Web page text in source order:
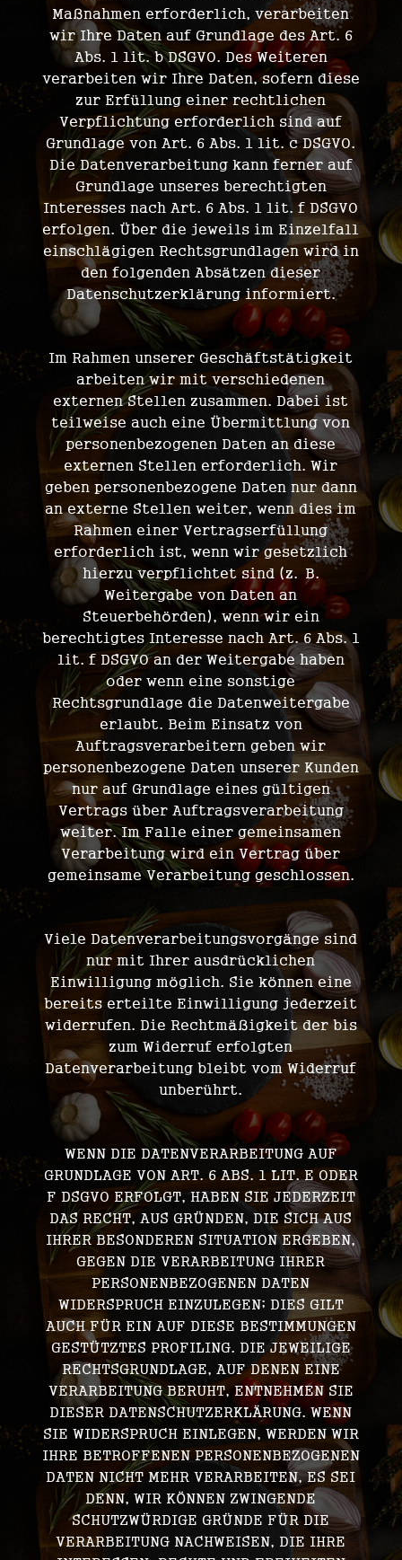
Maßnahmen erforderlich, verarbeiten
wir Ihre Daten auf Grundlage des Art. 6
Abs. 1 lit. b DSGVO. Des Weiteren
verarbeiten wir Ihre Daten, sofern diese
zur Erfüllung einer rechtlichen
Verpflichtung erforderlich sind auf
Grundlage von Art. 6 Abs. 1 lit. c DSGVO.
Die Datenverarbeitung kann ferner auf
Grundlage unseres berechtigten
Interesses nach Art. 6 Abs. 1 lit. f DSGVO
erfolgen. Über die jeweils im Einzelfall
einschlägigen Rechtsgrundlagen wird in
den folgenden Absätzen dieser
Datenschutzerklärung informiert.
Im Rahmen unserer Geschäftstätigkeit
arbeiten wir mit verschiedenen
externen Stellen zusammen. Dabei ist
teilweise auch eine Übermittlung von
personenbezogenen Daten an diese
externen Stellen erforderlich. Wir
geben personenbezogene Daten nur dann
an externe Stellen weiter, wenn dies im
Rahmen einer Vertragserfüllung
erforderlich ist, wenn wir gesetzlich
hierzu verpflichtet sind (z. B.
Weitergabe von Daten an
Steuerbehörden), wenn wir ein
berechtigtes Interesse nach Art. 6 Abs. 1
lit. f DSGVO an der Weitergabe haben
oder wenn eine sonstige
Rechtsgrundlage die Datenweitergabe
erlaubt. Beim Einsatz von
Auftragsverarbeitern geben wir
personenbezogene Daten unserer Kunden
nur auf Grundlage eines gültigen
Vertrags über Auftragsverarbeitung
weiter. Im Falle einer gemeinsamen
Verarbeitung wird ein Vertrag über
gemeinsame Verarbeitung geschlossen.
Viele Datenverarbeitungsvorgänge sind
nur mit Ihrer ausdrücklichen
Einwilligung möglich. Sie können eine
bereits erteilte Einwilligung jederzeit
widerrufen. Die Rechtmäßigkeit der bis
zum Widerruf erfolgten
Datenverarbeitung bleibt vom Widerruf
unberührt.
WENN DIE DATENVERARBEITUNG AUF
GRUNDLAGE VON ART. 6 ABS. 1 LIT. E ODER
F DSGVO ERFOLGT, HABEN SIE JEDERZEIT
DAS RECHT, AUS GRÜNDEN, DIE SICH AUS
IHRER BESONDEREN SITUATION ERGEBEN,
GEGEN DIE VERARBEITUNG IHRER
PERSONENBEZOGENEN DATEN
WIDERSPRUCH EINZULEGEN; DIES GILT
AUCH FÜR EIN AUF DIESE BESTIMMUNGEN
GESTÜTZTES PROFILING. DIE JEWEILIGE
RECHTSGRUNDLAGE, AUF DENEN EINE
VERARBEITUNG BERUHT, ENTNEHMEN SIE
DIESER DATENSCHUTZERKLÄRUNG. WENN
SIE WIDERSPRUCH EINLEGEN, WERDEN WIR
IHRE BETROFFENEN PERSONENBEZOGENEN
DATEN NICHT MEHR VERARBEITEN, ES SEI
DENN, WIR KÖNNEN ZWINGENDE
SCHUTZWÜRDIGE GRÜNDE FÜR DIE
VERARBEITUNG NACHWEISEN, DIE IHRE